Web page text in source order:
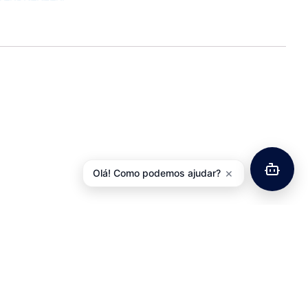
Olá! Como podemos ajudar? ×